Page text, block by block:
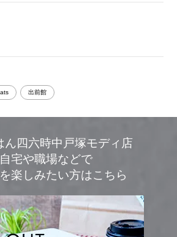
出前館
ん四六時中戸塚モディ店
宅や職場などで
楽しみたい方はこちら